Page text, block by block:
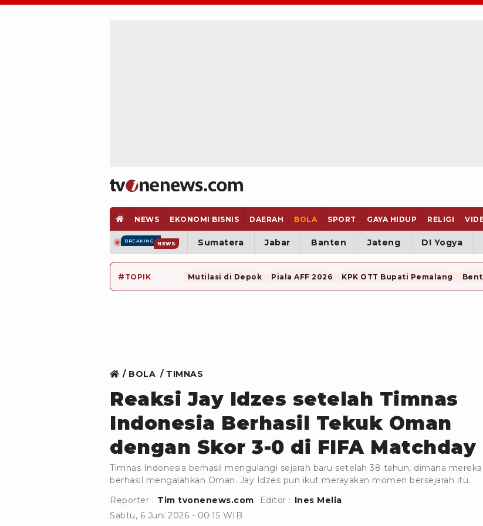
NEWS EKONOMI BISNIS DAERAH BOLA SPORT GAYA HIDUP RELIGI
BREAKING NEWS Sumatera Jabar Banten Jateng DI Yogya
# TOPIK Mutilasi di Depok Piala AFF 2026 KPK OTT Bupati Pemalang
BOLA TIMNAS
Reaksi Jay Idzes setelah Timnas
Indonesia Berhasil Tekuk Oman
dengan Skor 3-0 di FIFA Matchday
Timnas Indonesia berhasil mengulangi sejarah baru setelah 38 tahun, dimana mereka
berhasil mengalahkan Oman. Jay Idzes pun ikut merayakan momen bersejarah itu.
Reporter : Tim tvonenews.com Editor : Ines Melia
Sabtu, 6 Juni 2026 - 00:15 WIB